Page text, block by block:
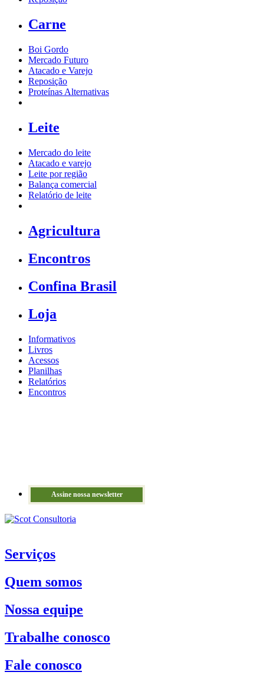
Carne
Boi Gordo
Mercado Futuro
Atacado e Varejo
Reposição
Proteínas Alternativas
Leite
Mercado do leite
Atacado e varejo
Leite por região
Balança comercial
Relatório de leite
Agricultura
Encontros
Confina Brasil
Loja
Informativos
Livros
Acessos
Planilhas
Relatórios
Encontros
Assine nossa newsletter
Serviços
Quem somos
Nossa equipe
Trabalhe conosco
Fale conosco